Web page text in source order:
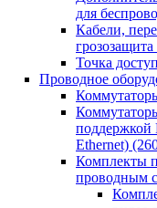
для
Кабели,
Точка
Проводное
поддержкой
Ethernet)
Комплекты
проводным